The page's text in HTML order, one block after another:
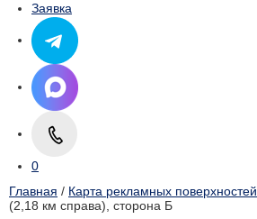
Заявка
0
Главная / Карта рекламных поверхностей
(2,18 км справа), cторона Б